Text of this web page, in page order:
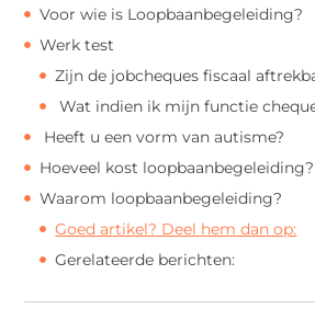
Voor wie is
Werk test
Zijn de jobcheques fiscaal
Wat indien ik mijn functie
Heeft u een vorm van autisme?
Hoeveel kost loopbaanbegeleiding?
Waarom loopbaanbegeleiding?
Goed artikel? Deel hem dan op:
Gerelateerde berichten: